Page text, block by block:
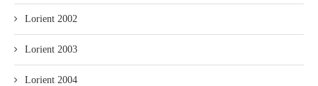
Lorient 2002
Lorient 2003
Lorient 2004